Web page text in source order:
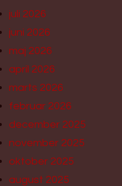
juli 2026
juni 2026
maj 2026
april 2026
marts 2026
februar 2026
december 2025
november 2025
oktober 2025
august 2025